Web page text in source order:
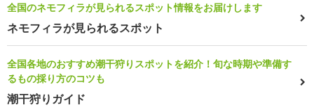
全国のネモフィラが見られるスポット情報をお届けします
ネモフィラが見られるスポット
全国各地のおすすめ潮干狩りスポットを紹介！旬な時期や準備す
るもの採り方のコツも
潮干狩りガイド